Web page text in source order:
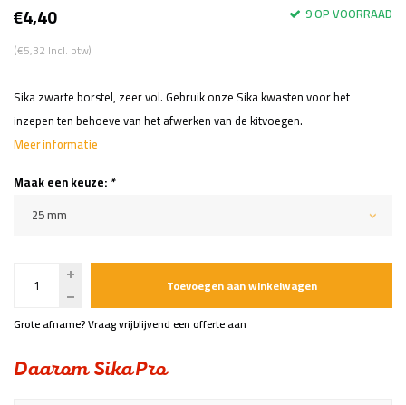
€4,40
(€5,32 Incl. btw)
9 OP VOORRAAD
Sika zwarte borstel, zeer vol. Gebruik onze Sika kwasten voor het
inzepen ten behoeve van het afwerken van de kitvoegen.
Meer informatie
Maak een keuze: *
25 mm
Toevoegen aan winkelwagen
Grote afname? Vraag vrijblijvend een offerte aan
Daarom SikaPro